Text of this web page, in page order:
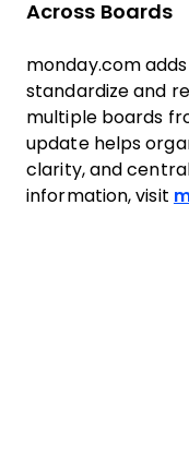
Across Boards
monday.com
standardize and
multiple boards
update helps
clarity, and
information, visit